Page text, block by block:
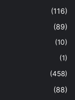
(116)
(89)
(10)
(1)
(458)
(88)